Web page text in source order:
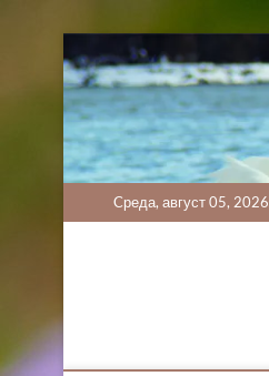
to
content
Cреда, август 05, 2026